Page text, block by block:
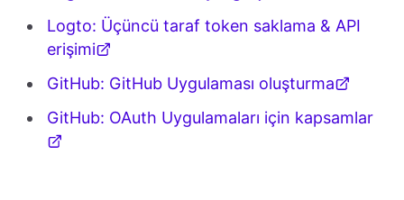
Logto: Üçüncü taraf token saklama & API
erişimi
GitHub: GitHub Uygulaması oluşturma
GitHub: OAuth Uygulamaları için kapsamlar